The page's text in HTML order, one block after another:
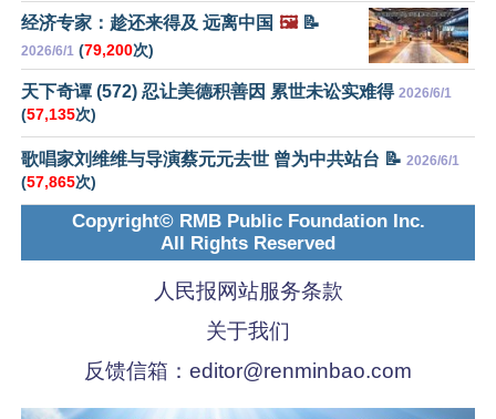
经济专家：趁还来得及 远离中国 🖼️📝
2026/6/1 (79,200次)
天下奇谭 (572) 忍让美德积善因 累世未讼实难得 2026/6/1
(57,135次)
歌唱家刘维维与导演蔡元元去世 曾为中共站台 📝 2026/6/1
(57,865次)
Copyright© RMB Public Foundation Inc.
All Rights Reserved
人民报网站服务条款
关于我们
反馈信箱： editor@renminbao.com